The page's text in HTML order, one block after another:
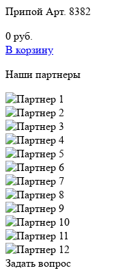
Припой Арт. 8382
0 руб.
В корзину
Наши партнеры
Задать вопрос